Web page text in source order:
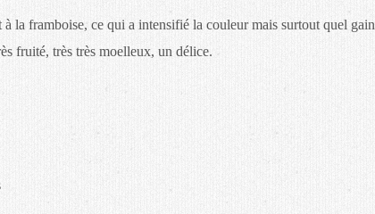
la framboise, ce qui a intensifié la couleur mais surtout quel gain
fruité, très très moelleux, un délice.